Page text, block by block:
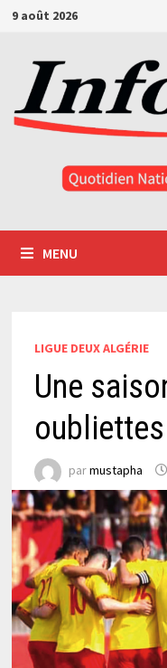
Passer
contenu
9 août 2026
MENU
LIGUE DEUX ALGÉRIE
Une
oubliettes
parmustapha